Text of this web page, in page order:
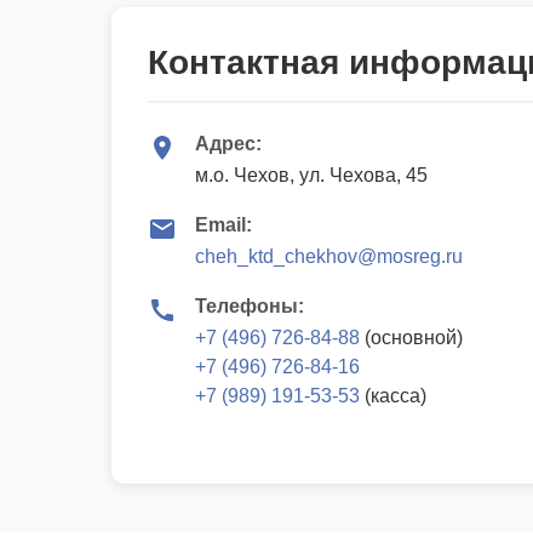
Контактная
Адрес:
м.о. Чехов, ул. Чехова, 45
Email:
cheh_ktd_chekhov@mosreg.ru
Телефоны:
+7 (496) 726-84-88 (основной)
+7 (496) 726-84-16
+7 (989) 191-53-53 (касса)